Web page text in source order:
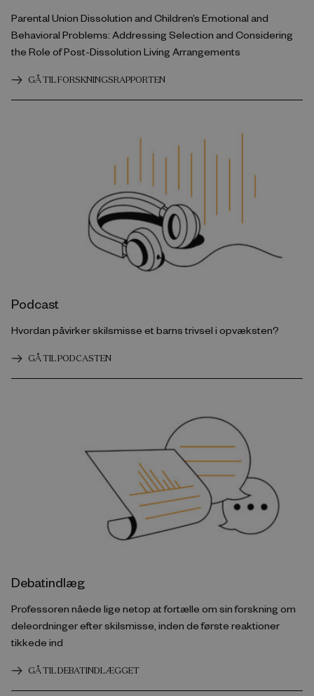
Parental Union Dissolution and Children’s Emotional and
Behavioral Problems: Addressing Selection and Considering
the Role of Post-Dissolution Living Arrangements
GÅ TIL FORSKNINGSRAPPORTEN
Podcast
Hvordan påvirker skilsmisse et barns trivsel i opvæksten?
GÅ TIL PODCASTEN
Debatindlæg
Professoren nåede lige netop at fortælle om sin forskning om
deleordninger efter skilsmisse, inden de første reaktioner
tikkede ind
GÅ TIL DEBATINDLÆGGET